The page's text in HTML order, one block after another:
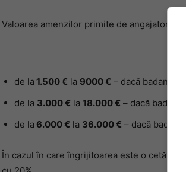
Valoarea amenzilor primite de angajator
de la 1.500 € la 9000 € – dacă badanta
de la 3.000 € la 18.000 € – dacă
de la 6.000 € la 36.000 € – dacă
În cazul în care îngrijitoarea este o